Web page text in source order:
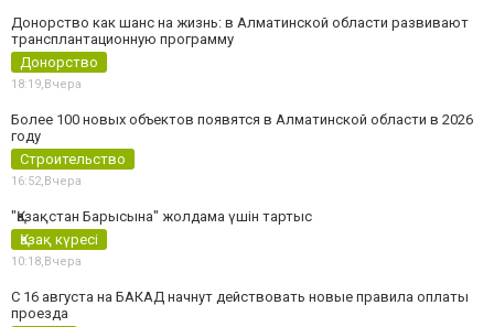
Донорство как шанс на жизнь: в Алматинской области развивают
трансплантационную программу
Донорство
18:19, Вчера
Более 100 новых объектов появятся в Алматинской области в 2026
году
Строительство
16:52, Вчера
"Қазақстан Барысына" жолдама үшін тартыс
Қазақ күресі
10:18, Вчера
С 16 августа на БАКАД начнут действовать новые правила оплаты
проезда